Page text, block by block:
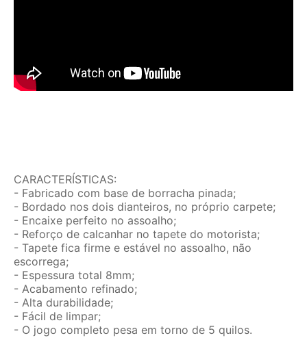
CARACTERÍSTICAS:
- Fabricado com base de borracha pinada;
- Bordado nos dois dianteiros, no próprio carpete;
- Encaixe perfeito no assoalho;
- Reforço de calcanhar no tapete do motorista;
- Tapete fica firme e estável no assoalho, não
escorrega;
- Espessura total 8mm;
- Acabamento refinado;
- Alta durabilidade;
- Fácil de limpar;
- O jogo completo pesa em torno de 5 quilos.